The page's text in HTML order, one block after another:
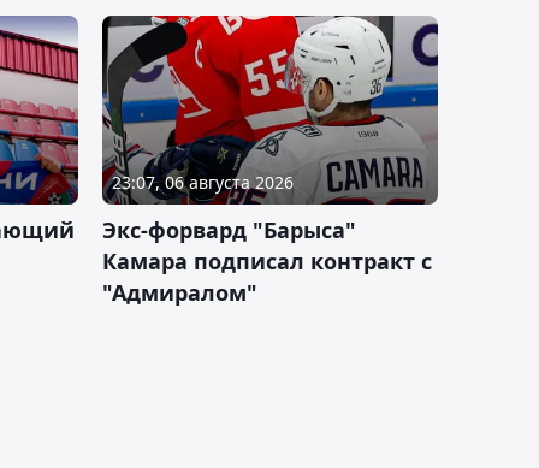
23:07, 06 августа 2026
Экс-форвард "Барыса"
Камара подписал контракт с
"Адмиралом"